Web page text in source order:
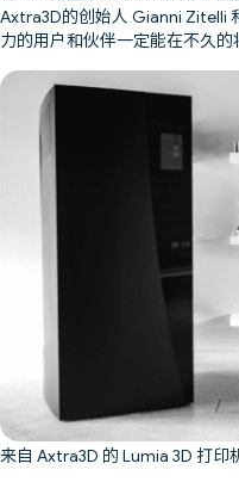
Axtra3D的创始人 Gianni Zitelli
力的用户和伙伴一定能在不久的
来自 Axtra3D 的 Lumia 3D 打印